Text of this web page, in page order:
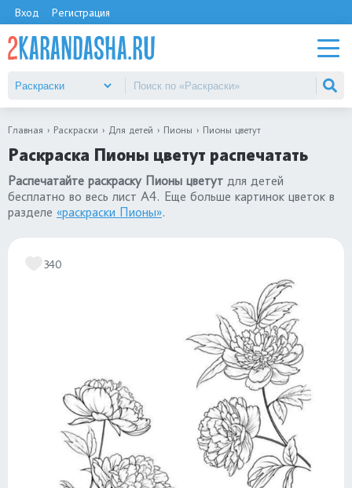
Вход Регистрация
Главная Раскраски Для детей Пионы Пионы цветут
Раскраска Пионы цветут распечатать
Распечатайте раскраску Пионы цветут для детей
бесплатно во весь лист А4. Еще больше картинок цветок в
разделе «раскраски Пионы».
340